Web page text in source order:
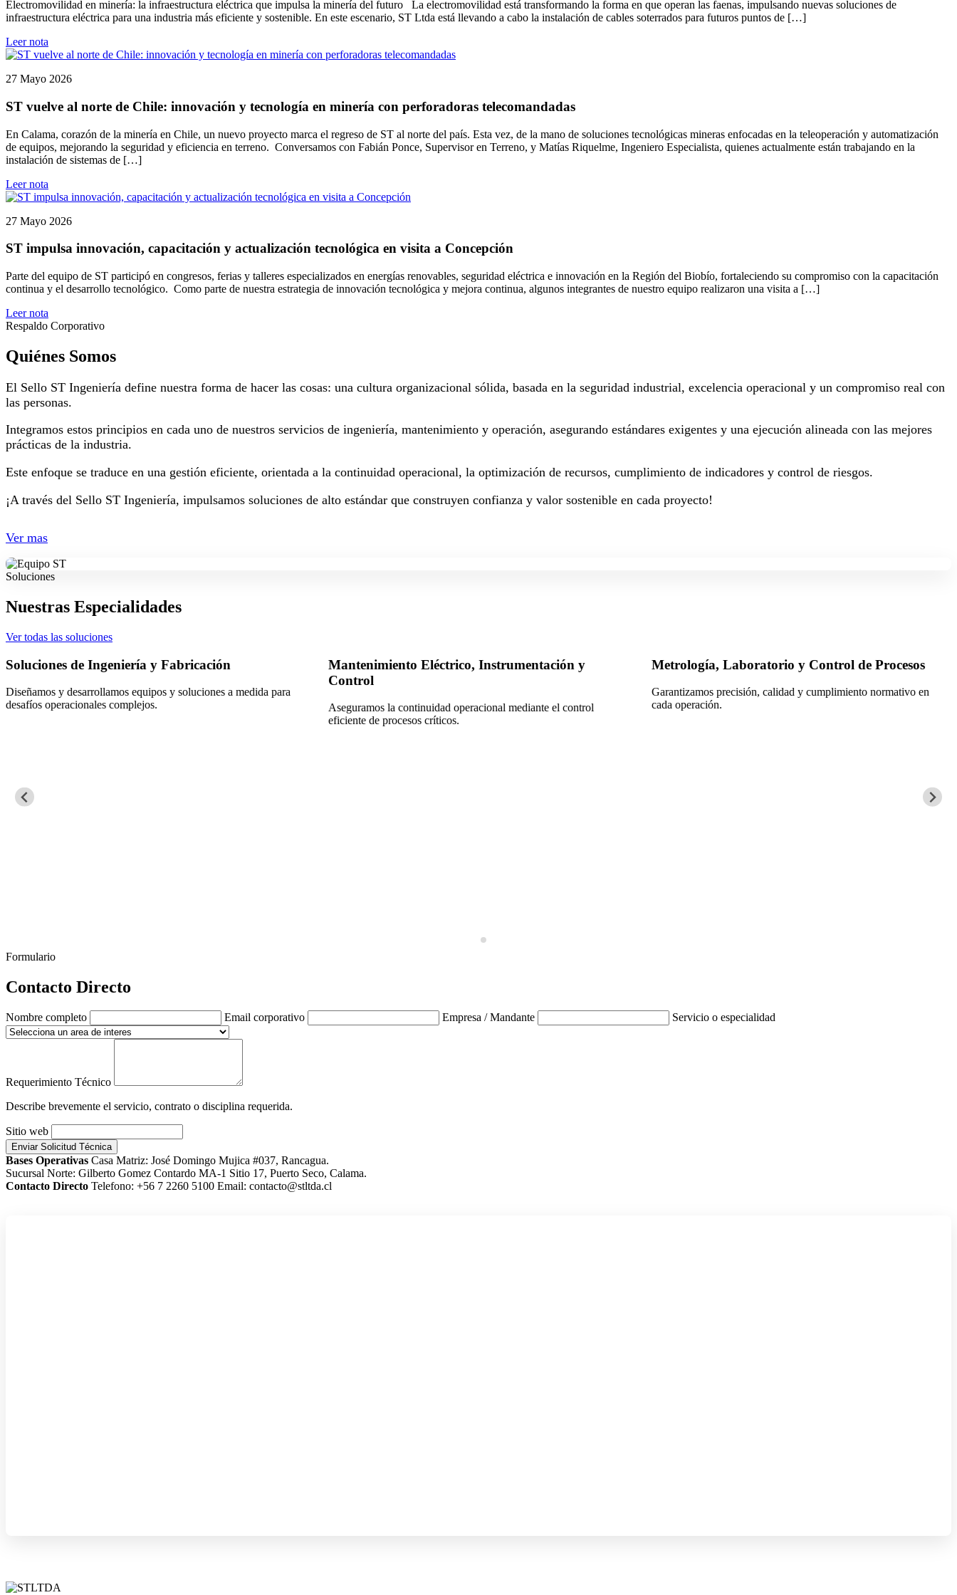
Electromovilidad en minería: la infraestructura eléctrica que impulsa la minería del futuro La electromovilidad está transformando la forma en que operan las faenas, impulsando nuevas soluciones de
infraestructura eléctrica para una industria más eficiente y sostenible. En este escenario, ST Ltda está llevando a cabo la instalación de cables soterrados para futuros puntos de […]
Leer nota
27 Mayo 2026
ST vuelve al norte de Chile: innovación y tecnología en minería con perforadoras telecomandadas
En Calama, corazón de la minería en Chile, un nuevo proyecto marca el regreso de ST al norte del país. Esta vez, de la mano de soluciones tecnológicas mineras enfocadas en la teleoperación y automatización
de equipos, mejorando la seguridad y eficiencia en terreno. Conversamos con Fabián Ponce, Supervisor en Terreno, y Matías Riquelme, Ingeniero Especialista, quienes actualmente están trabajando en la
instalación de sistemas de […]
Leer nota
27 Mayo 2026
ST impulsa innovación, capacitación y actualización tecnológica en visita a Concepción
Parte del equipo de ST participó en congresos, ferias y talleres especializados en energías renovables, seguridad eléctrica e innovación en la Región del Biobío, fortaleciendo su compromiso con la capacitación
continua y el desarrollo tecnológico. Como parte de nuestra estrategia de innovación tecnológica y mejora continua, algunos integrantes de nuestro equipo realizaron una visita a […]
Leer nota
Respaldo Corporativo
Quiénes Somos
El Sello ST Ingeniería define nuestra forma de hacer las cosas: una cultura organizacional sólida, basada en la seguridad industrial, excelencia operacional y un compromiso real con
las personas.
Integramos estos principios en cada uno de nuestros servicios de ingeniería, mantenimiento y operación, asegurando estándares exigentes y una ejecución alineada con las mejores
prácticas de la industria.
Este enfoque se traduce en una gestión eficiente, orientada a la continuidad operacional, la optimización de recursos, cumplimiento de indicadores y control de riesgos.
¡A través del Sello ST Ingeniería, impulsamos soluciones de alto estándar que construyen confianza y valor sostenible en cada proyecto!
Ver mas
Soluciones
Nuestras Especialidades
Ver todas las soluciones
Soluciones de Ingeniería y Fabricación
Diseñamos y desarrollamos equipos y soluciones a medida para
desafíos operacionales complejos.
Mantenimiento Eléctrico, Instrumentación y
Control
Aseguramos la continuidad operacional mediante el control
eficiente de procesos críticos.
Metrología, Laboratorio y Control de Procesos
Garantizamos precisión, calidad y cumplimiento normativo en
cada operación.
Formulario
Contacto Directo
Nombre completo Email corporativo Empresa / Mandante Servicio o especialidad
Requerimiento Técnico
Describe brevemente el servicio, contrato o disciplina requerida.
Sitio web
Enviar Solicitud Técnica
Bases Operativas Casa Matriz: José Domingo Mujica #037, Rancagua.
Sucursal Norte: Gilberto Gomez Contardo MA-1 Sitio 17, Puerto Seco, Calama.
Contacto Directo Telefono: +56 7 2260 5100 Email: contacto@stltda.cl